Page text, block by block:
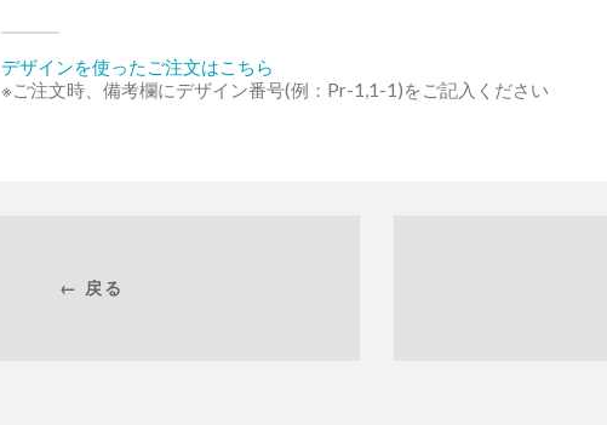
デザインを使ったご注文はこちら
※ご注文時、備考欄にデザイン番号(例：Pr-1,1-1)をご記入ください
← 戻る